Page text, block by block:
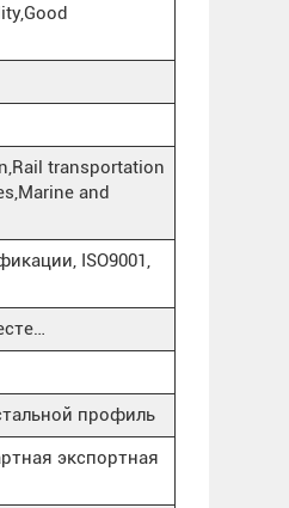
transportation
and
ISO9001,
профиль
экспортная